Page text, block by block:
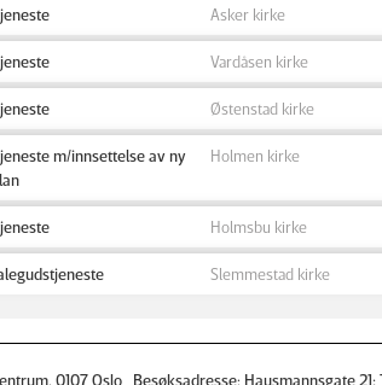
Asker kirke
Vardåsen kirke
Østenstad kirke
m/innsettelse av ny
Holmen kirke
Holmsbu kirke
Slemmestad kirke
0107 Oslo Besøksadresse: Hausmannsgate 21;